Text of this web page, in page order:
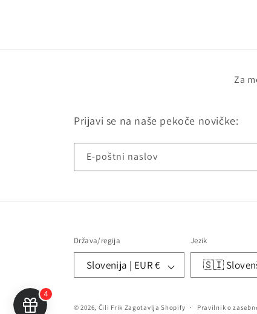
Za
Prijavi se na naše pekoče novičke:
E-poštni naslov
Država/regija
Slovenija | EUR €
Jezik
🇸🇮
© 2026, Čili Frik Zagotavlja Shopify Pravilnik o